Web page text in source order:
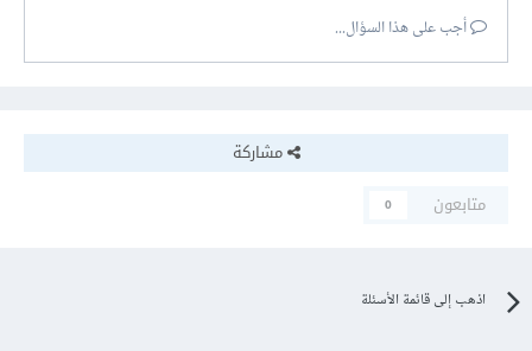
أجب على هذا السؤال...
مشاركة
متابعون
0
اذهب إلى قائمة الأسئلة